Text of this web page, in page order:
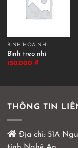
BÌNH HOA NHÍ
Bình treo nhí
150.000 ₫
THÔNG TIN
Địa chỉ: 51A